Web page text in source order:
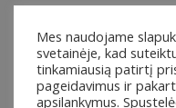
Mes naudojame
svetainėje, kad
tinkamiausią patirtį
pageidavimus ir
apsilankymus.